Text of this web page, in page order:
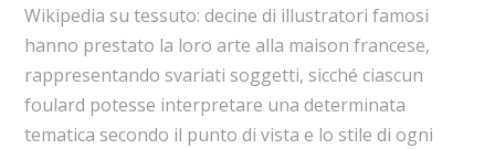
Wikipedia su tessuto: decine di illustratori famosi
hanno prestato la loro arte alla maison francese,
rappresentando svariati soggetti, sicché ciascun
foulard potesse interpretare una determinata
tematica secondo il punto di vista e lo stile di ogni